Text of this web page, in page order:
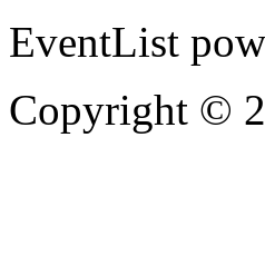
EventList
Copyright ©